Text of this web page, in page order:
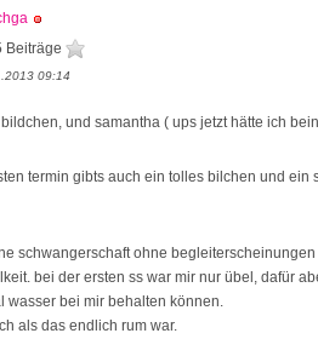
Beiträge
09:14
und samantha ( ups jetzt hätte ich
termin gibts auch ein tolles bilchen und
schwangerschaft ohne
bei der ersten ss war mir nur übel, dafür
wasser bei mir behalten können.
als das endlich rum war.